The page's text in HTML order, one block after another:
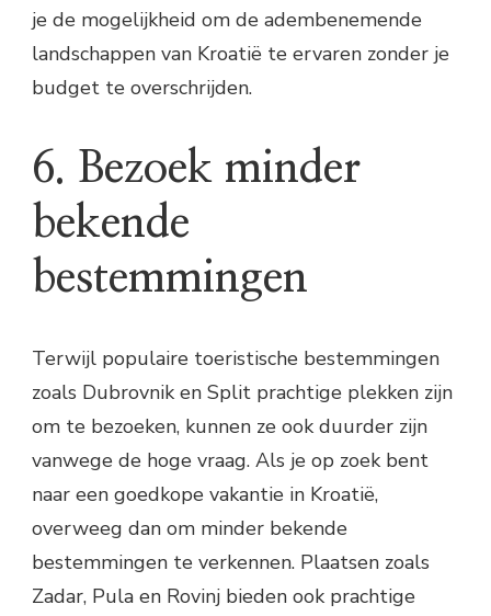
je de mogelijkheid om de adembenemende
landschappen van Kroatië te ervaren zonder je
budget te overschrijden.
6. Bezoek minder
bekende
bestemmingen
Terwijl populaire toeristische bestemmingen
zoals Dubrovnik en Split prachtige plekken zijn
om te bezoeken, kunnen ze ook duurder zijn
vanwege de hoge vraag. Als je op zoek bent
naar een goedkope vakantie in Kroatië,
overweeg dan om minder bekende
bestemmingen te verkennen. Plaatsen zoals
Zadar, Pula en Rovinj bieden ook prachtige